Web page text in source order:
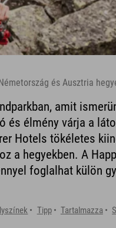
és Ausztria
amit
és élmény várja a
Hotels tökéletes
a hegyekben. A
foglalhat külön
Tipp Tartalmazza